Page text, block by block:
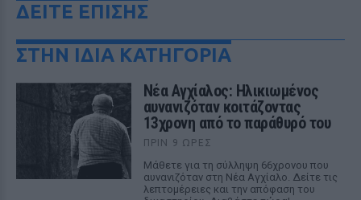
ΔΕΙΤΕ ΕΠΙΣΗΣ
ΣΤΗΝ ΙΔΙΑ ΚΑΤΗΓΟΡΙΑ
Νέα Αγχίαλος: Ηλικιωμένος
αυνανιζόταν κοιτάζοντας
13χρονη από το παράθυρό του
ΠΡΙΝ 9 ΏΡΕΣ
Μάθετε για τη σύλληψη 66χρονου που
αυνανιζόταν στη Νέα Αγχίαλο. Δείτε τις
λεπτομέρειες και την απόφαση του